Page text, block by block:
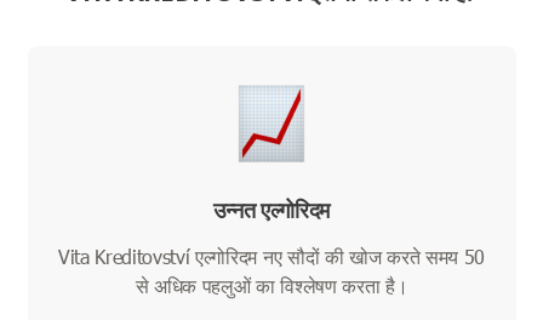
उन्नत एल्गोरिदम
Vita Kreditovství एल्गोरिदम नए सौदों की खोज करते समय 50
से अधिक पहलुओं का विश्लेषण करता है।